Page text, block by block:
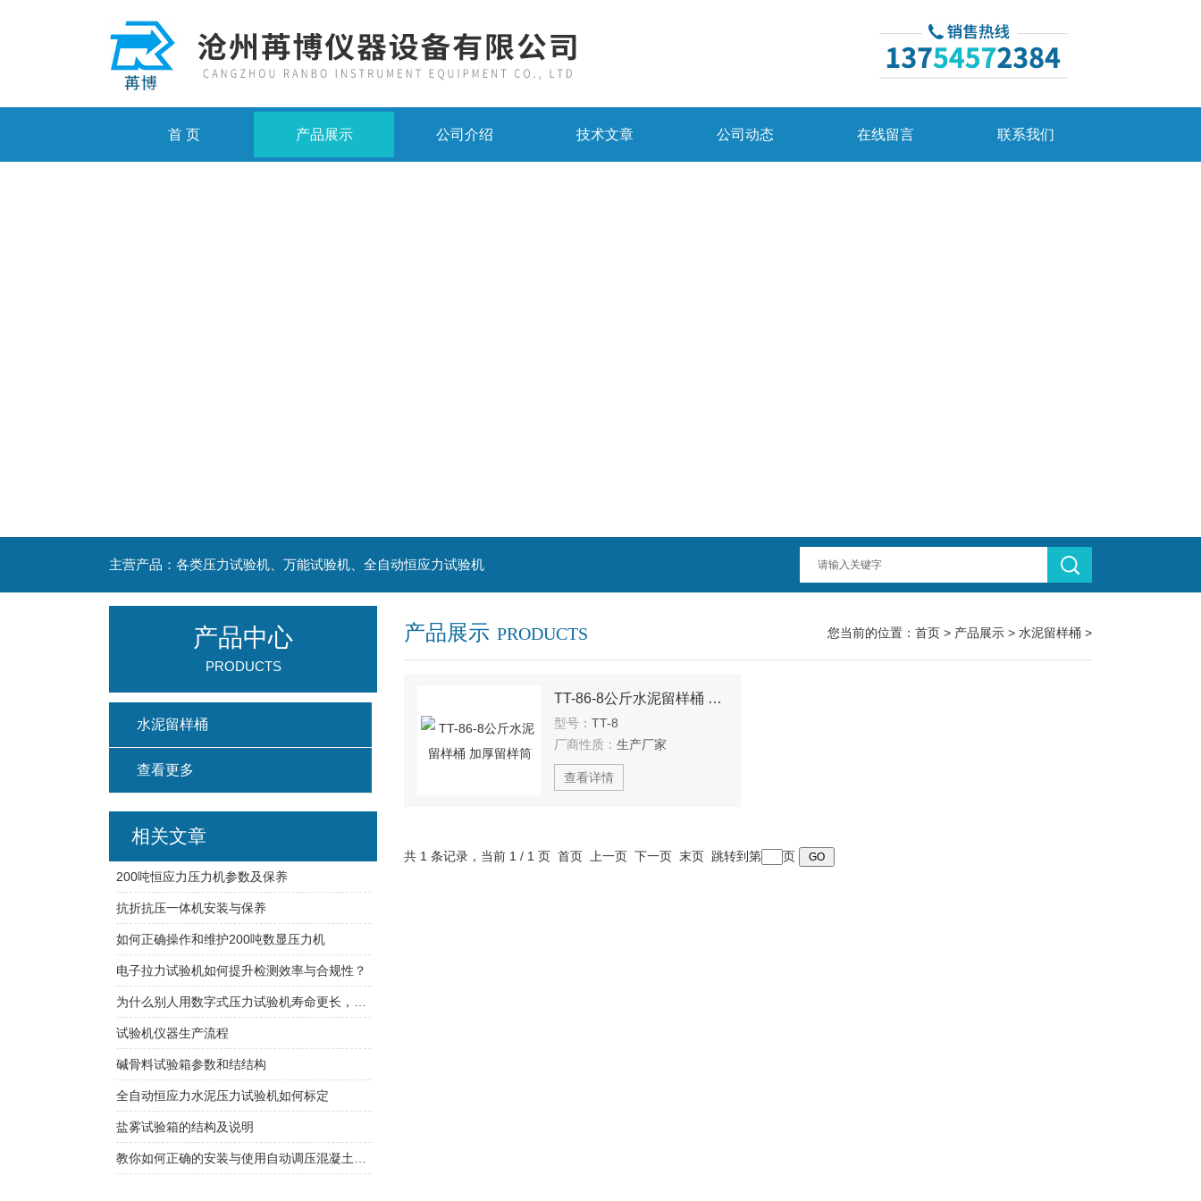
首 页 产品展示 公司介绍 技术文章 公司动态 在线留言 联系我们
主营产品：各类压力试验机、万能试验机、全自动恒应力试验机
产品展示 PRODUCTS 您当前的位置： 首页 > 产品展示 > 水泥留样桶 >
TT-86-8公斤水泥留样桶 加厚留样筒
型号： TT-8
厂商性质： 生产厂家
查看详情
共 1 条记录，当前 1 / 1 页 首页 上一页 下一页 末页 跳转到第 页
产品中心
PRODUCTS
水泥留样桶
查看更多
相关文章
200吨恒应力压力机参数及保养
抗折抗压一体机安装与保养
如何正确操作和维护200吨数显压力机
电子拉力试验机如何提升检测效率与合规性？
试验机仪器生产流程
碱骨料试验箱参数和结结构
全自动恒应力水泥压力试验机如何标定
盐雾试验箱的结构及说明